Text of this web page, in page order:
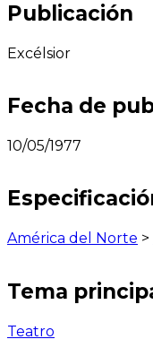
Publicación
Excélsior
Fecha de
10/05/1977
América del Norte >
Tema
Teatro